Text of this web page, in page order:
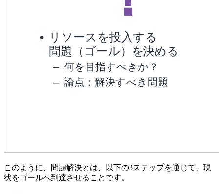
このように、問題解決とは、以下の3ステップを通じて、現
状をゴールへ到達させることです。